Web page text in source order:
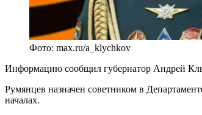
Фото: max.ru/a_klychkov
Информацию сообщил губернатор Андрей
Румянцев назначен советником в
началах.